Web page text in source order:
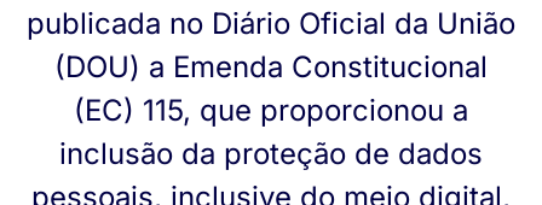
publicada no Diário Oficial da União
(DOU) a Emenda Constitucional
(EC) 115, que proporcionou a
inclusão da proteção de dados
pessoais, inclusive do meio digital,